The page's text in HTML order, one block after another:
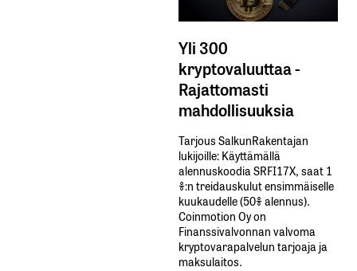
Yli 300
kryptovaluuttaa -
Rajattomasti
mahdollisuuksia
Tarjous SalkunRakentajan
lukijoille: Käyttämällä​ ​
alennuskoodia​ ​SRFI17X,​ ​saat​ ​1
%:n treidauskulut​ ​ensimmäiselle​ ​
kuukaudelle​ ​(50%​ ​alennus).
Coinmotion Oy on
Finanssivalvonnan valvoma
kryptovarapalvelun tarjoaja ja
maksulaitos.